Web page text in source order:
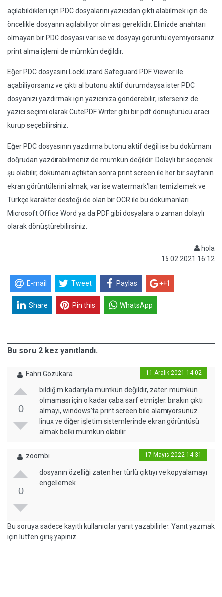
açılabildikleri için PDC dosyalarını yazıcıdan çıktı alabilmek için de
öncelikle dosyanın açılabiliyor olması gereklidir. Elinizde anahtarı
olmayan bir PDC dosyası var ise ve dosyayı görüntüleyemiyorsanız
print alma işlemi de mümkün değildir.
Eğer PDC dosyasını LockLizard Safeguard PDF Viewer ile
açabiliyorsanız ve çıktı al butonu aktif durumdaysa ister PDC
dosyanızı yazdırmak için yazıcınıza gönderebilir; isterseniz de
yazıcı seçimi olarak CutePDF Writer gibi bir pdf dönüştürücü aracı
kurup seçebilirsiniz.
Eğer PDC dosyasının yazdırma butonu aktif değil ise bu dokümanı
doğrudan yazdırabilmeniz de mümkün değildir. Dolaylı bir seçenek
şu olabilir, dokümanı açtıktan sonra print screen ile her bir sayfanın
ekran görüntülerini almak, var ise watermark'ları temizlemek ve
Türkçe karakter desteği de olan bir OCR ile bu dokümanları
Microsoft Office Word ya da PDF gibi dosyalara o zaman dolaylı
olarak dönüştürebilirsiniz.
hola
15.02.2021 16:12
E-mail Tweet Paylas +1
Share Pin this WhatsApp
Bu soru 2 kez yanıtlandı.
Fahri Gözükara 11 Aralık 2021 14:02
0
bildiğim kadarıyla mümkün değildir, zaten mümkün
olmaması için o kadar çaba sarf etmişler. bırakın çıktı
almayı, windows'ta print screen bile alamıyorsunuz.
linux ve diğer işletim sistemlerinde ekran görüntüsü
almak belki mümkün olabilir
zoombi 17 Mayıs 2022 14:31
0
dosyanın özelliği zaten her türlü çıktıyı ve kopyalamayı
engellemek
Bu soruya sadece kayıtlı kullanıcılar yanıt yazabilirler. Yanıt yazmak
için lütfen giriş yapınız.